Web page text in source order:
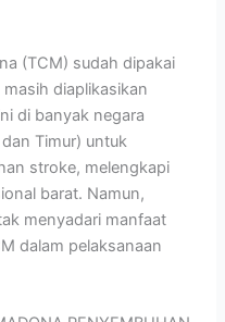
(TCM) sudah dipakai
diaplikasikan
di banyak negara
Timur) untuk
stroke, melengkapi
barat. Namun,
menyadari manfaat
dalam pelaksanaan